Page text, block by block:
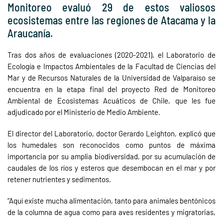
Monitoreo evaluó 29 de estos valiosos
ecosistemas entre las regiones de Atacama y la
Araucanía.
Tras dos años de evaluaciones (2020-2021), el Laboratorio de
Ecología e Impactos Ambientales de la Facultad de Ciencias del
Mar y de Recursos Naturales de la Universidad de Valparaíso se
encuentra en la etapa final del proyecto Red de Monitoreo
Ambiental de Ecosistemas Acuáticos de Chile, que les fue
adjudicado por el Ministerio de Medio Ambiente.
El director del Laboratorio, doctor Gerardo Leighton, explicó que
los humedales son reconocidos como puntos de máxima
importancia por su amplia biodiversidad, por su acumulación de
caudales de los ríos y esteros que desembocan en el mar y por
retener nutrientes y sedimentos.
“Aquí existe mucha alimentación, tanto para animales bentónicos
de la columna de agua como para aves residentes y migratorias,